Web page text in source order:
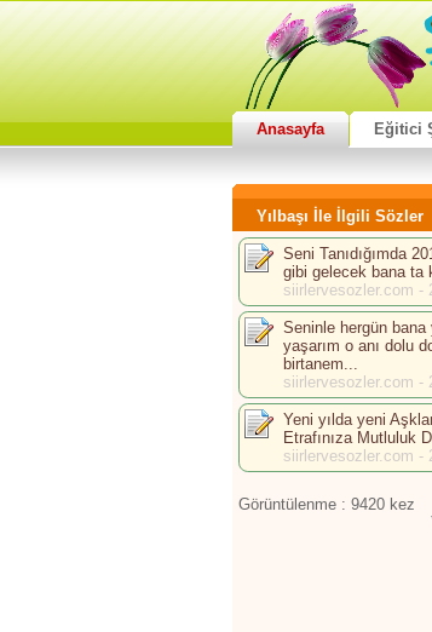
Anasayfa Eğitici
Yılbaşı İle İlgili Sözler
Seni Tanıdığımda
gibi gelecek bana ta
siirlervesozler.com -
Seninle hergün bana
yaşarım o anı dolu
birtanem...
siirlervesozler.com -
Yeni yılda yeni
Etrafınıza Mutluluk
siirlervesozler.com -
Görüntülenme : 9420 kez